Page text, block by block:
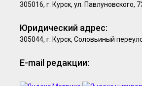
305016, г. Курск, ул. Павлуновского,
Юридический адрес:
305044, г. Курск, Соловьиный
E-mail редакции: